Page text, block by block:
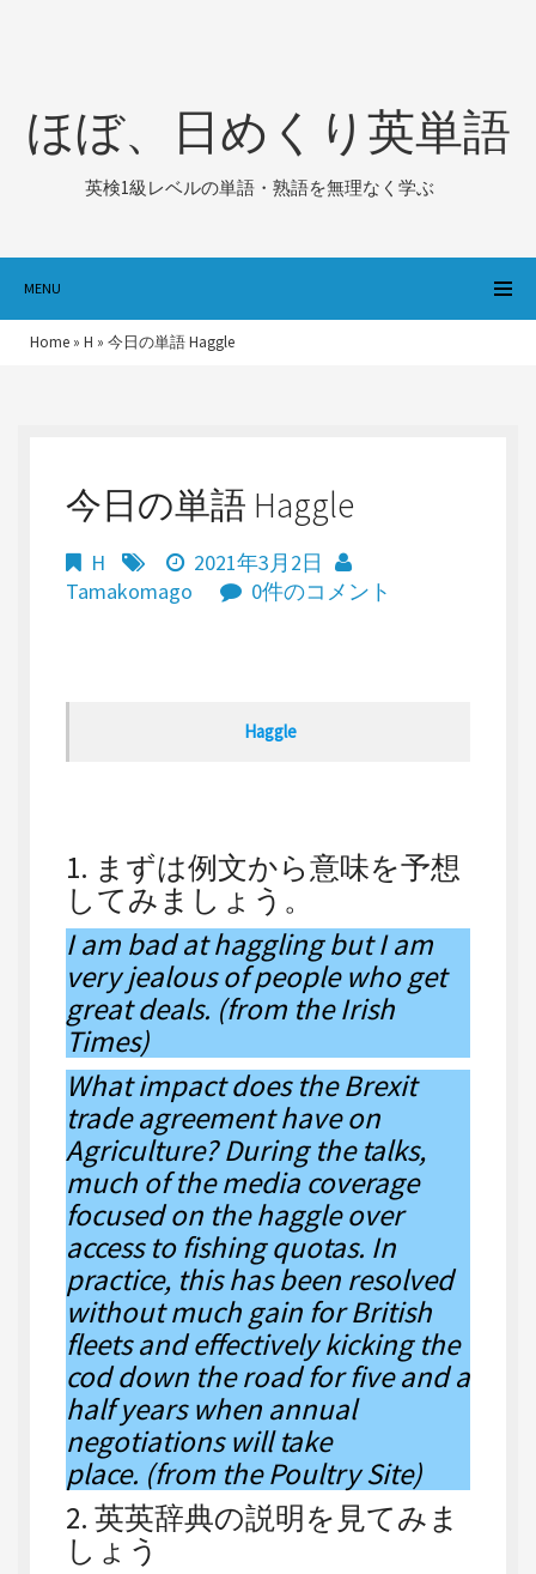
ほぼ、日めくり英単語
英検1級レベルの単語・熟語を無理なく学ぶ
MENU
Home » H » 今日の単語 Haggle
今日の単語 Haggle
H
2021年3月2日
Tamakomago
0件のコメント
Haggle
1. まずは例文から意味を予想
してみましょう。
I am bad at haggling but I am
very jealous of people who get
great deals. (from the Irish
Times)
What impact does the Brexit
trade agreement have on
Agriculture? During the talks,
much of the media coverage
focused on the haggle over
access to fishing quotas. In
practice, this has been resolved
without much gain for British
fleets and effectively kicking the
cod down the road for five and a
half years when annual
negotiations will take
place. (from the Poultry Site)
2. 英英辞典の説明を見てみま
しょう